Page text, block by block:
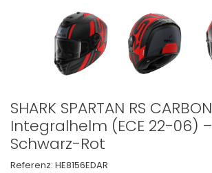
SHARK SPARTAN RS CARBON
Integralhelm (ECE 22-06) –
Schwarz-Rot
Referenz: HE8156EDAR